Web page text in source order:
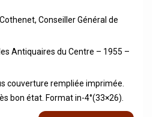
Conseiller Général de
Antiquaires du Centre – 1955 –
couverture rempliée imprimée.
bon état. Format in-4°(33×26).